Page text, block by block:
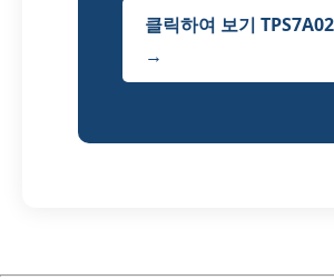
클릭하여 보기
→